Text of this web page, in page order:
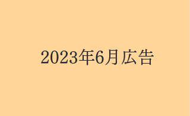
2023年6月広告